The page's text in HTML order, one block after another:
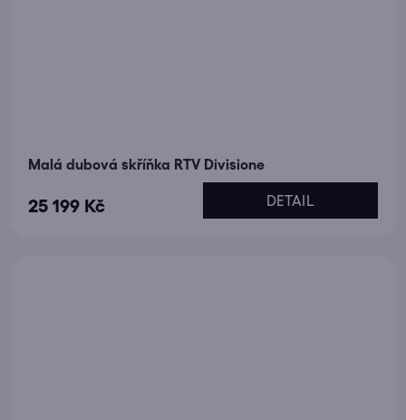
Malá dubová skříňka RTV Divisione
25 199 Kč DETAIL